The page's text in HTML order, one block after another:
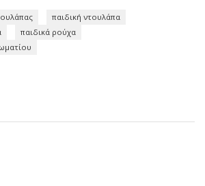
παιδική ντουλάπα
παιδικά ρούχα